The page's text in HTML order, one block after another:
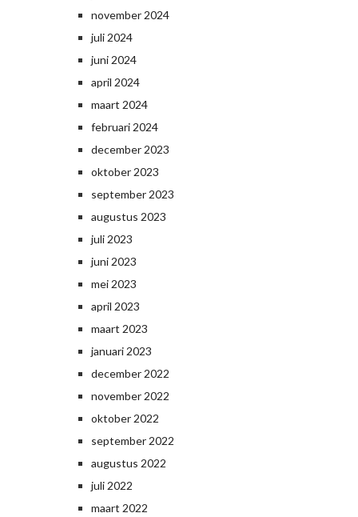
november 2024
juli 2024
juni 2024
april 2024
maart 2024
februari 2024
december 2023
oktober 2023
september 2023
augustus 2023
juli 2023
juni 2023
mei 2023
april 2023
maart 2023
januari 2023
december 2022
november 2022
oktober 2022
september 2022
augustus 2022
juli 2022
maart 2022